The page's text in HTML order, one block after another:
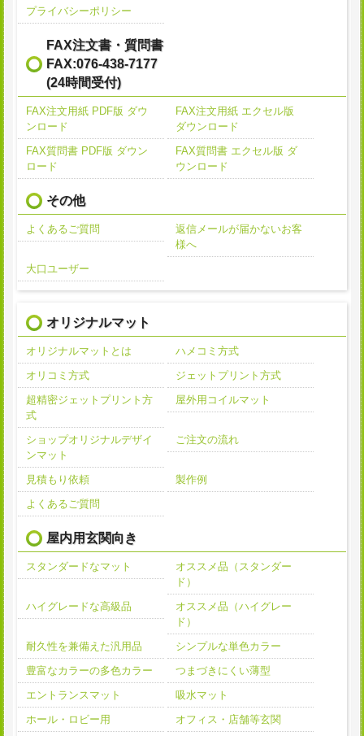
プライバシーポリシー
FAX注文書・質問書
FAX:076-438-7177
(24時間受付)
FAX注文用紙 PDF版 ダウ
ンロード
FAX注文用紙 エクセル版
ダウンロード
FAX質問書 PDF版 ダウン
ロード
FAX質問書 エクセル版 ダ
ウンロード
その他
よくあるご質問
返信メールが届かないお客
様へ
大口ユーザー
オリジナルマット
オリジナルマットとは
ハメコミ方式
オリコミ方式
ジェットプリント方式
超精密ジェットプリント方
式
屋外用コイルマット
ショップオリジナルデザイ
ンマット
ご注文の流れ
見積もり依頼
製作例
よくあるご質問
屋内用玄関向き
スタンダードなマット
オススメ品（スタンダー
ド）
ハイグレードな高級品
オススメ品（ハイグレー
ド）
耐久性を兼備えた汎用品
シンプルな単色カラー
豊富なカラーの多色カラー
つまづきにくい薄型
エントランスマット
吸水マット
ホール・ロビー用
オフィス・店舗等玄関